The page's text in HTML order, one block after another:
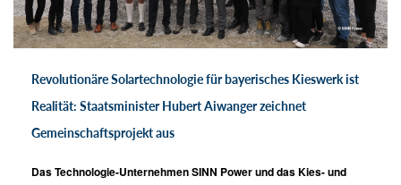
Revolutionäre Solartechnologie für bayerisches Kieswerk ist
Realität: Staatsminister Hubert Aiwanger zeichnet
Gemeinschaftsprojekt aus
Das Technologie-Unternehmen SINN Power und das Kies- und